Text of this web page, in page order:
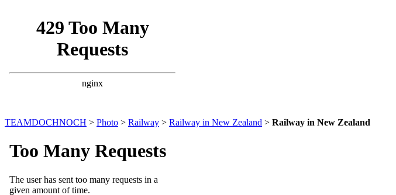
TEAMDOCHNOCH > Photo > Railway > Railway in New Zealand > Railway in New Zealand